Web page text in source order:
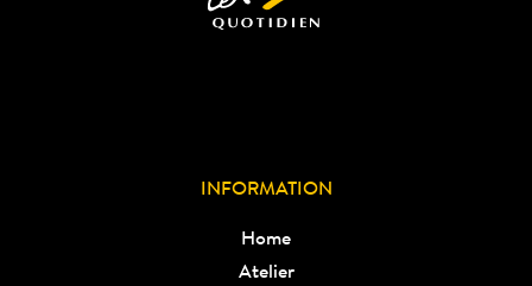
INFORMATION
Home
Atelier